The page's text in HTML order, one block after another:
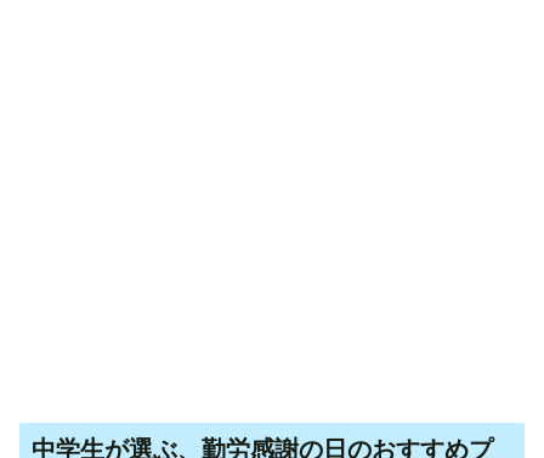
中学生が選ぶ、勤労感謝の日のおすすめプ